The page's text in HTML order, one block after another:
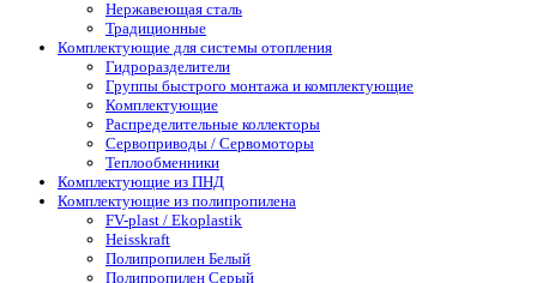
Нержавеющая сталь
Традиционные
Комплектующие для системы отопления
Гидроразделители
Группы быстрого монтажа и комплектующие
Комплектующие
Распределительные коллекторы
Сервоприводы / Сервомоторы
Теплообменники
Комплектующие из ПНД
Комплектующие из полипропилена
FV-plast / Ekoplastik
Heisskraft
Полипропилен Белый
Полипропилен Серый